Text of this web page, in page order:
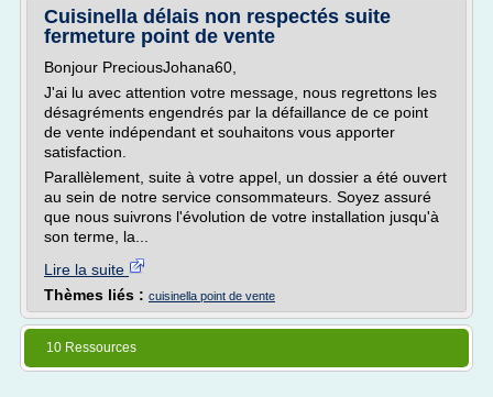
Cuisinella délais non respectés suite
fermeture point de vente
Bonjour PreciousJohana60,
J'ai lu avec attention votre message, nous regrettons les
désagréments engendrés par la défaillance de ce point
de vente indépendant et souhaitons vous apporter
satisfaction.
Parallèlement, suite à votre appel, un dossier a été ouvert
au sein de notre service consommateurs. Soyez assuré
que nous suivrons l'évolution de votre installation jusqu'à
son terme, la...
Lire la suite
Thèmes liés : cuisinella point de vente
10 Ressources